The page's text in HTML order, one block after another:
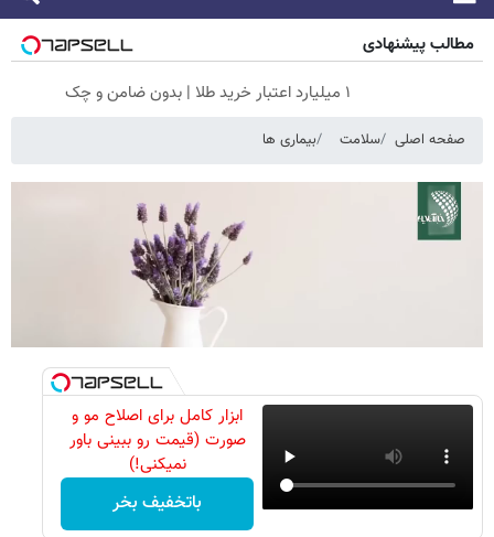
مطالب پیشنهادی
۱ میلیارد اعتبار خرید طلا | بدون ضامن و چک
صفحه اصلی سلامت بیماری ها
ابزار کامل برای اصلاح مو و
صورت (قیمت رو ببینی باور
نمیکنی!)
باتخفیف بخر